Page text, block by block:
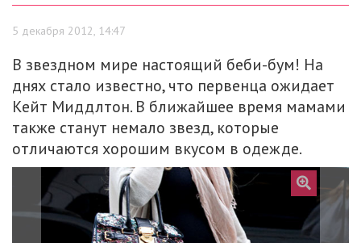
5 декабря 2012, 14:47
В звездном мире настоящий беби-бум! На
днях стало известно, что первенца ожидает
Кейт Миддлтон. В ближайшее время мамами
также станут немало звезд, которые
отличаются хорошим вкусом в одежде.